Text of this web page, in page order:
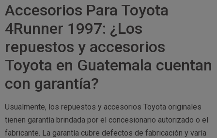
Accesorios Para Toyota
4Runner 1997: ¿Los
repuestos y accesorios
Toyota en Guatemala cuentan
con garantía?
Usualmente, los repuestos y accesorios Toyota originales
tienen garantía brindada por el concesionario autorizado o el
fabricante. La garantía cubre defectos de fabricación y varía